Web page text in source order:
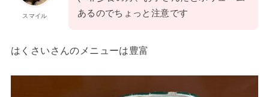
スマイル
あるのでちょっと注意です
はくさいさんのメニューは豊富